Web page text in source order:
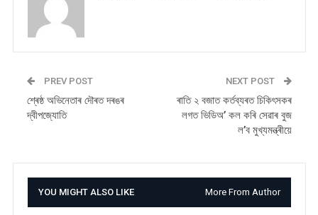
PREV POST
শ্ৰেষ্ঠ অভিনেতাৰ দৌৰত দৰঙৰ
দ্বীপজ্যোতি
NEXT POST
ৰাতি ২ বজাত কৰ্তব্যৰত চিকিৎসকৰ
লগত ভিডিঅ’ কল কৰি সেৱাৰ বুজ
ল’ব মুখ্যমন্ত্ৰীয়ে
YOU MIGHT ALSO LIKE More From Author